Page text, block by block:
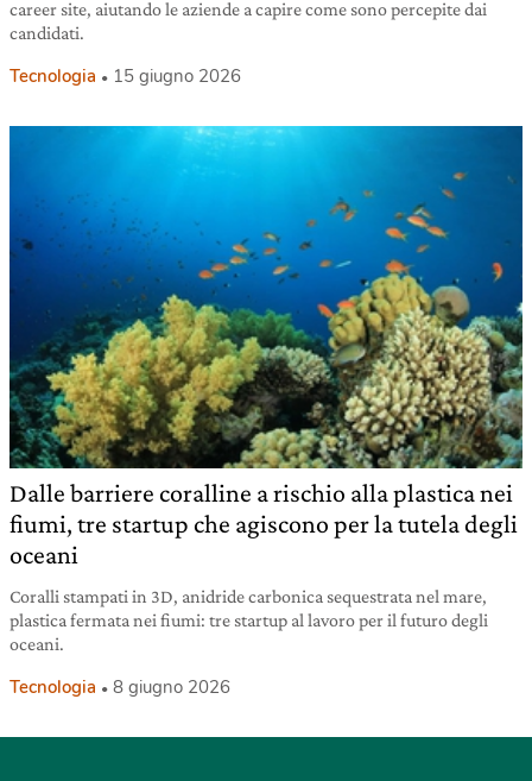
career site, aiutando le aziende a capire come sono percepite dai
candidati.
Tecnologia 15 giugno 2026
Dalle barriere coralline a rischio alla plastica nei
fiumi, tre startup che agiscono per la tutela degli
oceani
Coralli stampati in 3D, anidride carbonica sequestrata nel mare,
plastica fermata nei fiumi: tre startup al lavoro per il futuro degli
oceani.
Tecnologia 8 giugno 2026